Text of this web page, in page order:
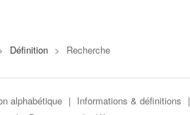
Définition > Recherche
alphabétique | Informations & définitions |